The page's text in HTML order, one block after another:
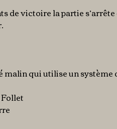
de victoire la partie s’arrête
malin qui utilise un système